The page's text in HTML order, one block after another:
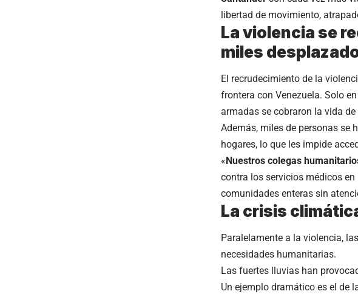
libertad de movimiento,
La violencia se
miles
El recrudecimiento de la
frontera con Venezuela. Solo
armadas se cobraron la vida de
Además, miles de personas se
hogares, lo que les impide
«Nuestros colegas
contra los servicios médicos en
comunidades enteras sin
La crisis
Paralelamente a la violencia,
necesidades humanitarias.
Las fuertes lluvias han
Un ejemplo dramático es el de